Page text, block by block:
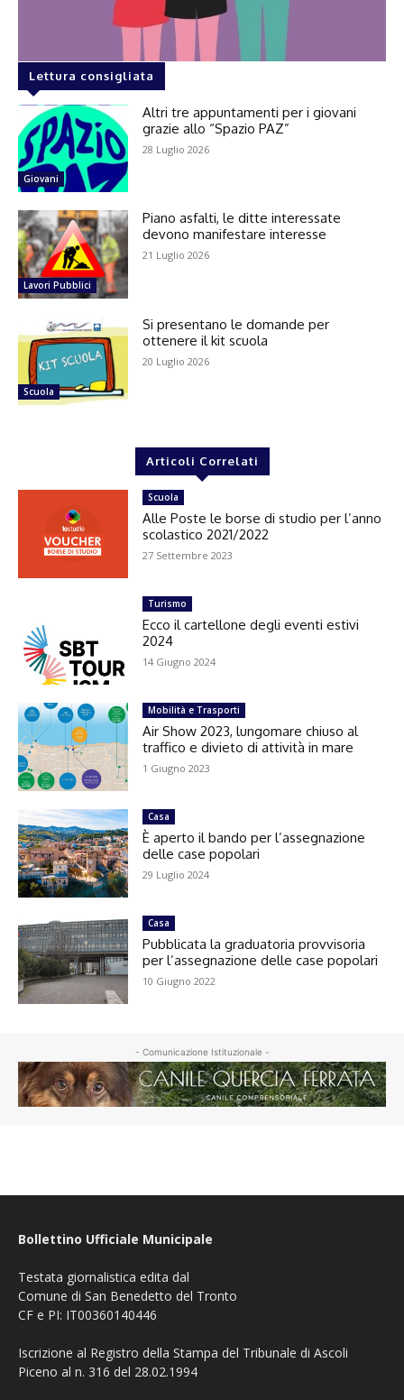
Lettura consigliata
Giovani
Altri tre appuntamenti per i giovani
grazie allo “Spazio PAZ”
28 Luglio 2026
Lavori Pubblici
Piano asfalti, le ditte interessate
devono manifestare interesse
21 Luglio 2026
Scuola
Si presentano le domande per
ottenere il kit scuola
20 Luglio 2026
Articoli Correlati
Scuola
Alle Poste le borse di studio per l’anno
scolastico 2021/2022
27 Settembre 2023
Turismo
Ecco il cartellone degli eventi estivi
2024
14 Giugno 2024
Mobilità e Trasporti
Air Show 2023, lungomare chiuso al
traffico e divieto di attività in mare
1 Giugno 2023
Casa
È aperto il bando per l’assegnazione
delle case popolari
29 Luglio 2024
Casa
Pubblicata la graduatoria provvisoria
per l’assegnazione delle case popolari
10 Giugno 2022
- Comunicazione Istituzionale -
Bollettino Ufficiale Municipale
Testata giornalistica edita dal
Comune di San Benedetto del Tronto
CF e PI: IT00360140446
Iscrizione al Registro della Stampa del Tribunale di Ascoli
Piceno al n. 316 del 28.02.1994